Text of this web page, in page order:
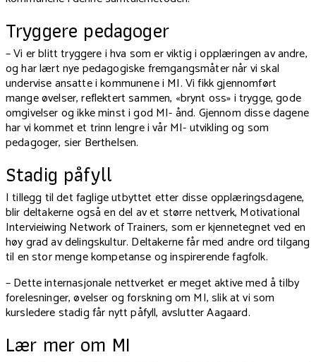
Tryggere pedagoger
– Vi er blitt tryggere i hva som er viktig i opplæringen av andre,
og har lært nye pedagogiske fremgangsmåter når vi skal
undervise ansatte i kommunene i MI. Vi fikk gjennomført
mange øvelser, reflektert sammen, «brynt oss» i trygge, gode
omgivelser og ikke minst i god MI- ånd. Gjennom disse dagene
har vi kommet et trinn lengre i vår MI- utvikling og som
pedagoger, sier Berthelsen.
Stadig påfyll
I tillegg til det faglige utbyttet etter disse opplæringsdagene,
blir deltakerne også en del av et større nettverk, Motivational
Intervieiwing Network of Trainers, som er kjennetegnet ved en
høy grad av delingskultur. Deltakerne får med andre ord tilgang
til en stor menge kompetanse og inspirerende fagfolk.
– Dette internasjonale nettverket er meget aktive med å tilby
forelesninger, øvelser og forskning om MI, slik at vi som
kursledere stadig får nytt påfyll, avslutter Aagaard.
Lær mer om MI